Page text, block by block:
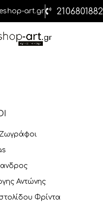
art.gr 2106801882
Ζωγράφοι
Αντώνης
Φρίντα